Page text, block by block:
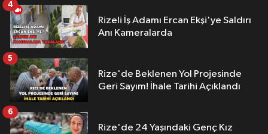
Rizeli İş Adamı Ercan Ekşi'ye Saldırı
Anı Kameralarda
4
Rize'de Beklenen Yol Projesinde
Geri Sayım! İhale Tarihi Açıklandı
5
Rize'de 24 Yaşındaki Genç Kız
6